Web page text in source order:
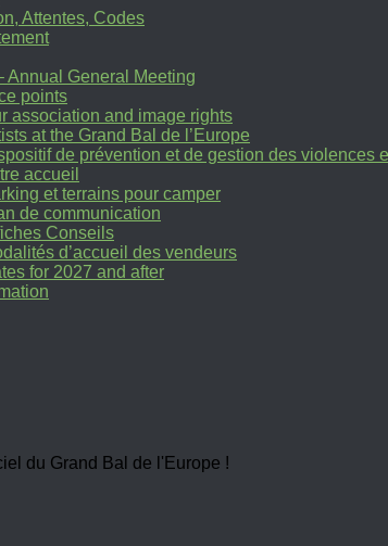
Attentes, Codes
Annual General Meeting
points
association and image rights
at the Grand Bal de l’Europe
de prévention et de gestion des violences
accueil
et terrains pour camper
de communication
Conseils
d’accueil des vendeurs
for 2027 and after
du Grand Bal de l'Europe !